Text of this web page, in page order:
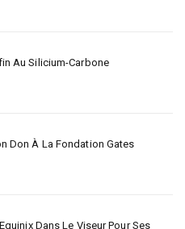
Au Silicium-Carbone
Don À La Fondation Gates
Dans Le Viseur Pour Ses